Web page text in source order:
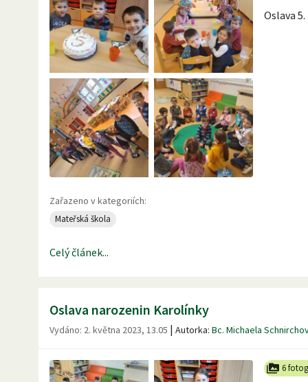
Oslava
Zařazeno v kategoriích:
Mateřská škola
Celý článek...
Oslava narozenin Karolínky
Vydáno: 2. května 2023, 13.05 | Autorka: Bc. Michaela
6